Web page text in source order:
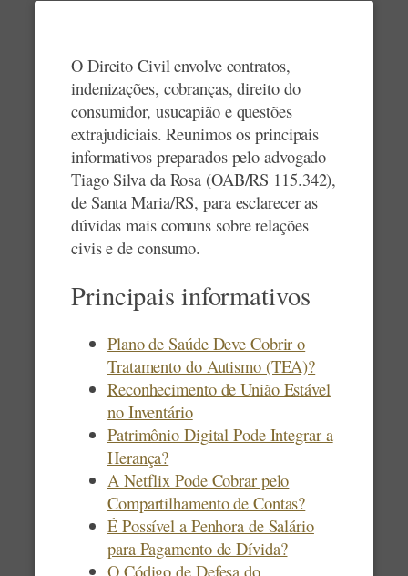
O Direito Civil envolve contratos,
indenizações, cobranças, direito do
consumidor, usucapião e questões
extrajudiciais. Reunimos os principais
informativos preparados pelo advogado
Tiago Silva da Rosa (OAB/RS 115.342),
de Santa Maria/RS, para esclarecer as
dúvidas mais comuns sobre relações
civis e de consumo.
Principais informativos
Plano de Saúde Deve Cobrir o
Tratamento do Autismo (TEA)?
Reconhecimento de União Estável
no Inventário
Patrimônio Digital Pode Integrar a
Herança?
A Netflix Pode Cobrar pelo
Compartilhamento de Contas?
É Possível a Penhora de Salário
para Pagamento de Dívida?
O Código de Defesa do